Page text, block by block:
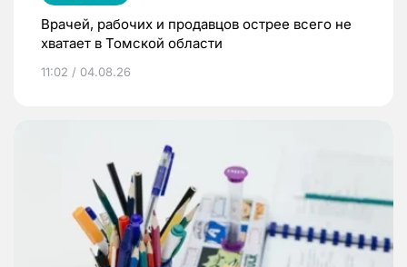
Врачей, рабочих и продавцов острее всего не
хватает в Томской области
11:02 / 04.08.26